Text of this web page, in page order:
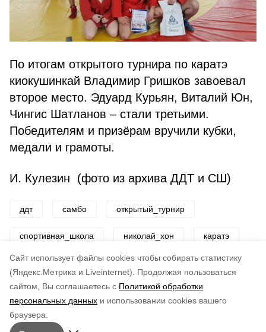
Cайт использует файлы cookies чтобы собирать статистику
(Яндекс.Метрика и Liveinternet).
Продолжая пользоваться
сайтом, Вы соглашаетесь с Политикой обработки
персональных данных и использовании cookies вашего
браузера.
По итогам открытого турнира по каратэ
киокушинкай Владимир Гришков завоевал
второе место. Эдуард Курьян, Виталий Юн,
Чингис Шатланов – стали третьими.
Победителям и призёрам вручили кубки,
медали и грамоты.
И. Кулезин (фото из архива ДДТ и СШ)
ддт самбо открытый_турнир
спортивная_школа николай_хон каратэ
Авторы: ADMIN admin
по оценке
5